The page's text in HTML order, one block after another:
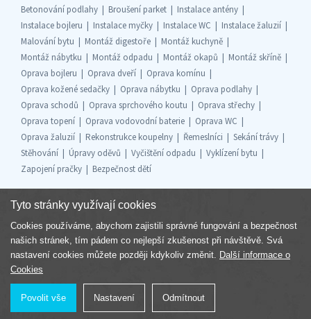
Betonování podlahy
Broušení parket
Instalace antény
Instalace bojleru
Instalace myčky Instalace WC
Instalace žaluzií
Malování bytu
Montáž digestoře
Montáž kuchyně
Montáž nábytku
Montáž odpadu Montáž okapů
Montáž skříně
Oprava bojleru
Oprava dveří
Oprava komínu
Oprava kožené sedačky
Oprava nábytku
Oprava podlahy
Oprava schodů
Oprava sprchového koutu
Oprava střechy
Oprava topení
Oprava vodovodní baterie
Oprava WC
Oprava žaluzií
Rekonstrukce koupelny Řemeslníci
Sekání trávy
Stěhování
Úpravy oděvů Vyčištění odpadu
Vyklízení bytu
Zapojení pračky
Bezpečnost dětí
Součást skupiny
Tyto stránky využívají cookies
Cookies používáme, abychom zajistili správné fungování a bezpečnost
našich stránek, tím pádem co nejlepší zkušenost při návštěvě. Svá
nastavení cookies můžete později kdykoliv změnit. Další informace o
Cookies
Povolit vše Nastavení Odmítnout